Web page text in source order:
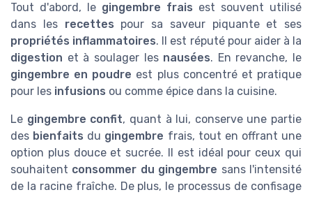
Tout d'abord, le gingembre frais est souvent utilisé
dans les recettes pour sa saveur piquante et ses
propriétés inflammatoires. Il est réputé pour aider à la
digestion et à soulager les nausées. En revanche, le
gingembre en poudre est plus concentré et pratique
pour les infusions ou comme épice dans la cuisine.
Le gingembre confit, quant à lui, conserve une partie
des bienfaits du gingembre frais, tout en offrant une
option plus douce et sucrée. Il est idéal pour ceux qui
souhaitent consommer du gingembre sans l'intensité
de la racine fraîche. De plus, le processus de confisage